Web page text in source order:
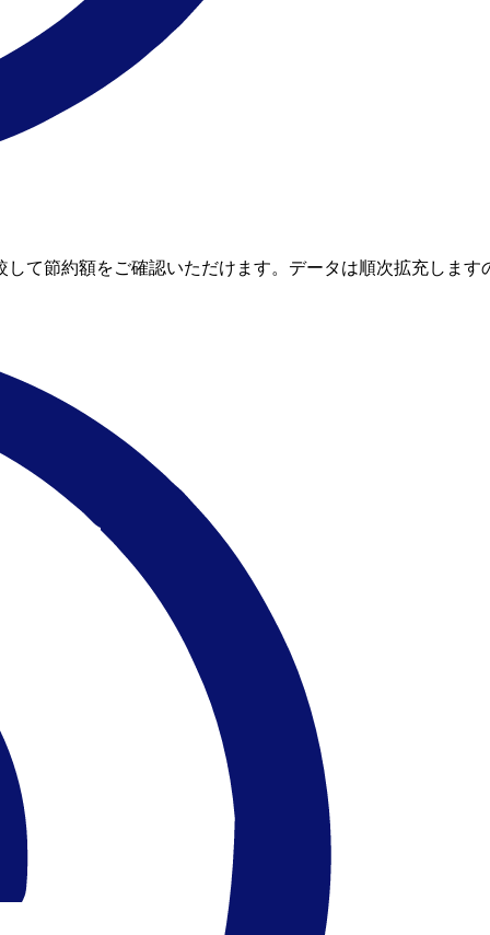
て節約額をご確認いただけます。データは順次拡充します